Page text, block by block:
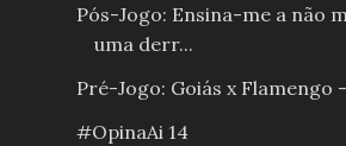
Pós-Jogo: Ensina-me a não
uma derr...
Pré-Jogo: Goiás x Flamengo
#OpinaAi 14